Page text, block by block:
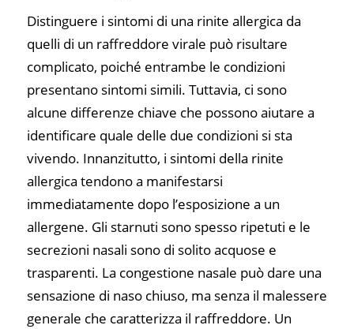
Distinguere i sintomi di una rinite allergica da
quelli di un raffreddore virale può risultare
complicato, poiché entrambe le condizioni
presentano sintomi simili. Tuttavia, ci sono
alcune differenze chiave che possono aiutare a
identificare quale delle due condizioni si sta
vivendo. Innanzitutto, i sintomi della rinite
allergica tendono a manifestarsi
immediatamente dopo l’esposizione a un
allergene. Gli starnuti sono spesso ripetuti e le
secrezioni nasali sono di solito acquose e
trasparenti. La congestione nasale può dare una
sensazione di naso chiuso, ma senza il malessere
generale che caratterizza il raffreddore. Un